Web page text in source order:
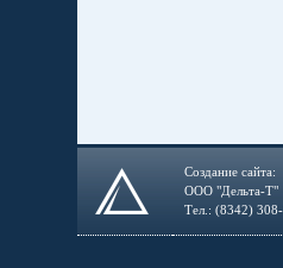
Создание сайта:
ООО "Дельта-Т"
Тел.: (8342)